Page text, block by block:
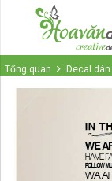
Tổng quan Decal